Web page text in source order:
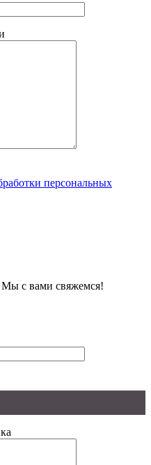
персональных
Мы с вами свяжемся!